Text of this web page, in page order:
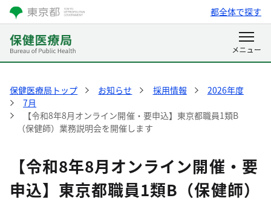
都全体で探す
保健医療局トップ お知らせ 採用情報
2026年度
7月
【令和8年8月オンライン開催・要申込】東京都職員1類B
（保健師）業務説明会を開催します
【令和8年8月オンライン開催・要
申込】東京都職員1類B（保健師）